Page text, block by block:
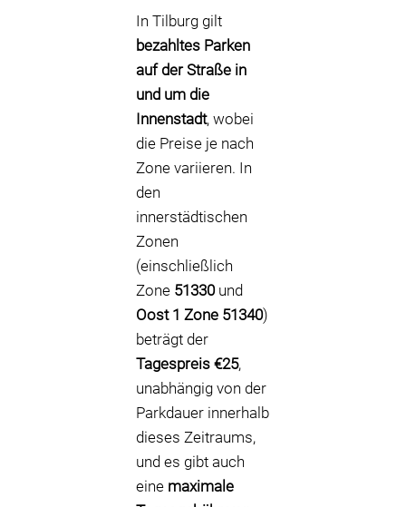
In Tilburg gilt
bezahltes Parken
auf der Straße in
und um die
Innenstadt, wobei
die Preise je nach
Zone variieren. In
den
innerstädtischen
Zonen
(einschließlich
Zone 51330und
Oost 1 Zone 51340)
beträgt der
Tagespreis €25,
unabhängig von der
Parkdauer innerhalb
dieses Zeitraums,
und es gibt auch
eine maximale